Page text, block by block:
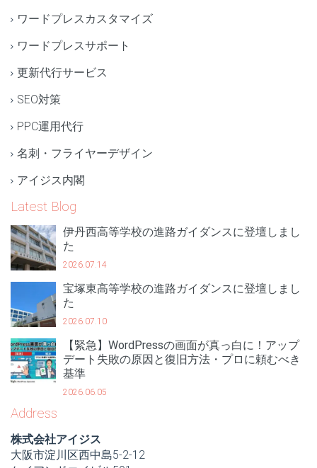
ワードプレスカスタマイズ
ワードプレスサポート
更新代行サービス
SEO対策
PPC運用代行
名刺・フライヤーデザイン
アイジス内閣
Latest Blog
伊丹西高等学校の進路ガイダンスに登壇しまし
た
2026.07.14
宝塚東高等学校の進路ガイダンスに登壇しまし
た
2026.07.10
【緊急】WordPressの画面が真っ白に！アップ
デート失敗の原因と復旧方法・プロに頼むべき
基準
2026.06.05
Address
株式会社アイジス
大阪市淀川区西中島5-2-12